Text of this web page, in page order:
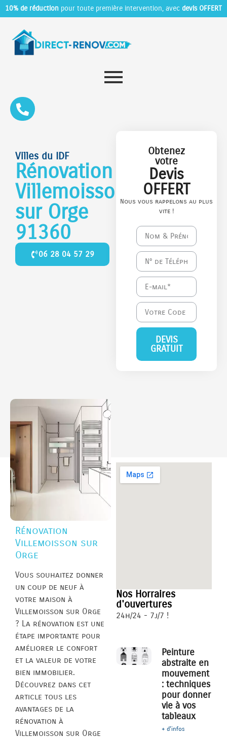
10% de réduction pour toute première intervention, avec devis OFFERT
Villes du IDF
Rénovation
Villemoisson
sur Orge
91360
06 28 04 57 29
Obtenez
votre
Devis
OFFERT
Nous vous rappelons au plus
vite !
DEVIS
GRATUIT
Rénovation
Villemoisson sur
Orge
Vous souhaitez donner
un coup de neuf à
votre maison à
Villemoisson sur Orge
? La rénovation est une
étape importante pour
améliorer le confort
et la valeur de votre
bien immobilier.
Découvrez dans cet
article tous les
avantages de la
rénovation à
Villemoisson sur Orge
Nos Horraires
d'ouvertures
24h/24 - 7j/7 !
Peinture
abstraite en
mouvement
: techniques
pour donner
vie à vos
tableaux
+ d'infos